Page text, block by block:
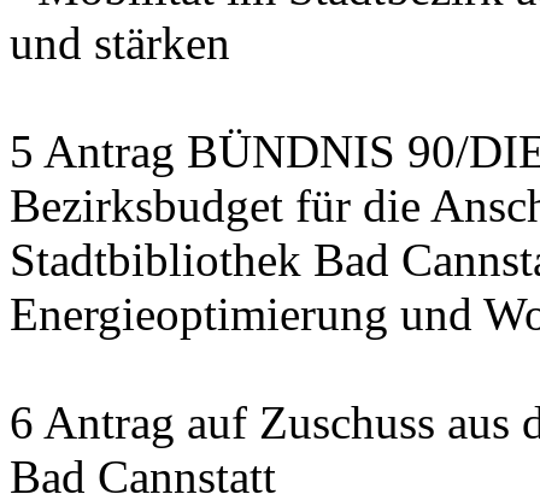
und stärken
5 Antrag BÜNDNIS 90/
Bezirksbudget für die
Stadtbibliothek Bad
Energieoptimierung und
6 Antrag auf Zuschuss
Bad Cannstatt